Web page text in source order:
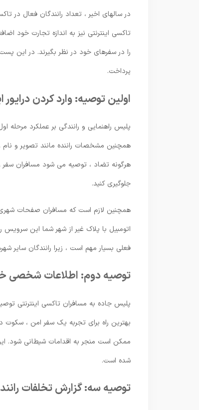
در سالهای اخیر ، تعداد رانندگان فعال
تاکسی اینترنتی نیز به اندازه تجارت خود
را در سفرهای خود در نظر بگیرند. در این پست
پرداخت.
اولین توصیه: وارد کردن درایور
پلیس راهنمایی و رانندگی بر عملکرد مرحله
همچنین مشخصات راننده مانند تصویر و نام
هرگونه تضاد ، توصیه می شود مسافران سفر
جلوگیری کنید.
همچنین لازم است که مسافران صفحات شهری
اتومبیل با پلاک غیر از شهر شما این سرویس
فعلی بسیار مهم است ، زیرا رانندگان سایر
توصیه دوم: اطلاعات شخصی خود
پلیس جاده به مسافران تاکسی اینترنتی
بهترین راه برای تجربه یک سفر امن ،
ممکن است منجر به اقدامات شیطانی شود.
شده است.
توصیه سه: گزارش تخلفات